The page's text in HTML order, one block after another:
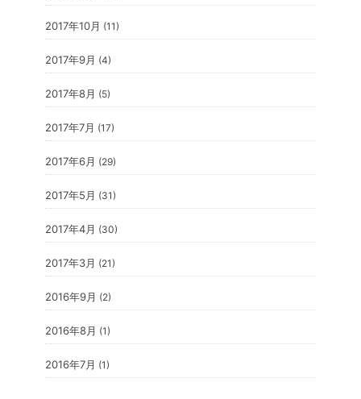
2017年10月 (11)
2017年9月 (4)
2017年8月 (5)
2017年7月 (17)
2017年6月 (29)
2017年5月 (31)
2017年4月 (30)
2017年3月 (21)
2016年9月 (2)
2016年8月 (1)
2016年7月 (1)